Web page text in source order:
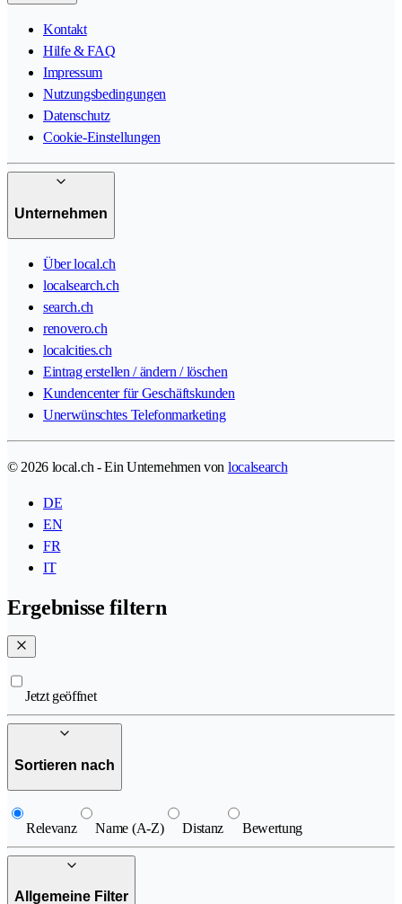
Kontakt
Hilfe & FAQ
Impressum
Nutzungsbedingungen
Datenschutz
Cookie-Einstellungen
Unternehmen
Über local.ch
localsearch.ch
search.ch
renovero.ch
localcities.ch
Eintrag erstellen / ändern / löschen
Kundencenter für Geschäftskunden
Unerwünschtes Telefonmarketing
© 2026 local.ch - Ein Unternehmen von localsearch
DE
EN
FR
IT
Ergebnisse filtern
Jetzt geöffnet
Sortieren nach
Relevanz Name (A-Z) Distanz Bewertung
Allgemeine Filter